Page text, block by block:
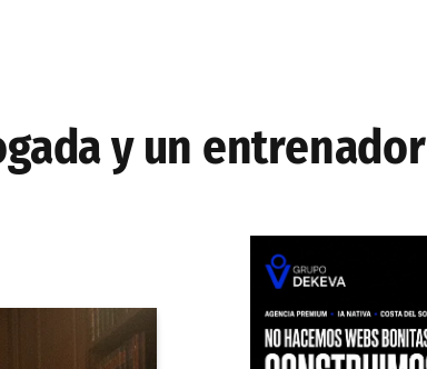
y un entrenador